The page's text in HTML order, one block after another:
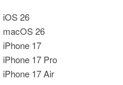
iOS 26
macOS 26
iPhone 17
iPhone 17 Pro
iPhone 17 Air